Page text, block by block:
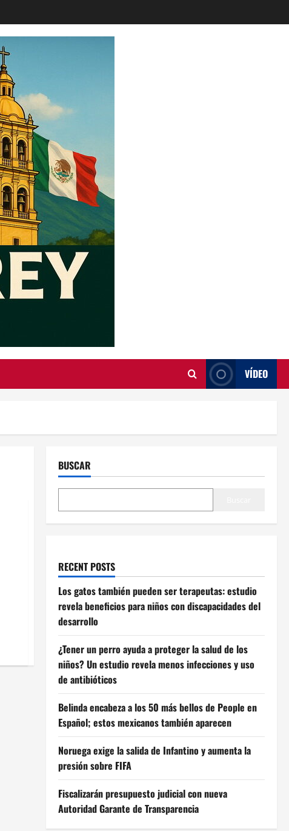
VÍDEO
BUSCAR
RECENT POSTS
Los gatos también pueden ser terapeutas: estudio
revela beneficios para niños con discapacidades del
desarrollo
¿Tener un perro ayuda a proteger la salud de los
niños? Un estudio revela menos infecciones y uso
de antibióticos
Belinda encabeza a los 50 más bellos de People en
Español; estos mexicanos también aparecen
Noruega exige la salida de Infantino y aumenta la
presión sobre FIFA
Fiscalizarán presupuesto judicial con nueva
Autoridad Garante de Transparencia